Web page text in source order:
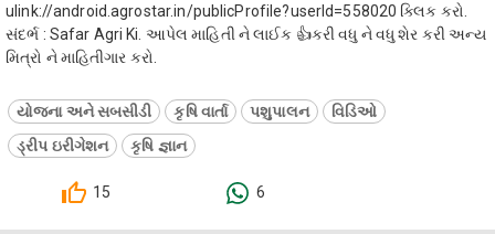
ulink://android.agrostar.in/publicProfile?userId=558020 ક્લિક કરો.
સંદર્ભ : Safar Agri Ki. આપેલ માહિતી ને લાઈક 👍કરી વધુ ને વધુ શેર કરી અન્ય
મિત્રો ને માહિતીગાર કરો.
યોજના અને સબસીડી કૃષિ વાર્તા પશુપાલન
વિડિઓ
ડ્રીપ ઇરીગેશન
કૃષિ જ્ઞાન
15 6